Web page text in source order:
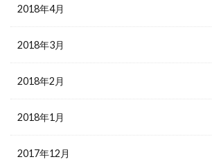
2018年4月
2018年3月
2018年2月
2018年1月
2017年12月